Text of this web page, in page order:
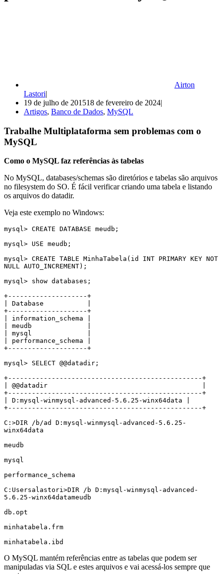
Airton
Lastori
19 de julho de 201518 de fevereiro de 2024
Artigos, Banco de Dados, MySQL
Trabalhe Multiplataforma sem problemas com o
MySQL
Como o MySQL faz referências às tabelas
No MySQL, databases/schemas são diretórios e tabelas são arquivos
no filesystem do SO. É fácil verificar criando uma tabela e listando
os arquivos do datadir.
Veja este exemplo no Windows:
mysql> CREATE DATABASE meudb;
mysql> USE meudb;
mysql> CREATE TABLE MinhaTabela(id INT PRIMARY KEY NOT
NULL AUTO_INCREMENT);
mysql> show databases;
+--------------------+
| Database           |
+--------------------+
| information_schema |
| meudb              |
| mysql              |
| performance_schema |
+--------------------+
mysql> SELECT @@datadir;
+-------------------------------------------------+
| @@datadir                                       |
+-------------------------------------------------+
| D:mysql-winmysql-advanced-5.6.25-winx64data |
+-------------------------------------------------+
C:>DIR /b/ad D:mysql-winmysql-advanced-5.6.25-
winx64data
meudb
mysql
performance_schema
C:Usersalastori>DIR /b D:mysql-winmysql-advanced-
5.6.25-winx64datameudb
db.opt
minhatabela.frm
minhatabela.ibd
O MySQL mantém referências entre as tabelas que podem ser
manipuladas via SQL e estes arquivos e vai acessá-los sempre que